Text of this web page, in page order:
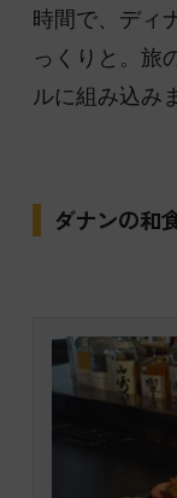
時間で、ディ
っくりと。旅
ルに組み込み
ダナンの和